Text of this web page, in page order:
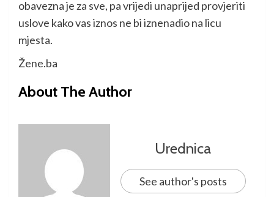
obavezna je za sve, pa vrijedi unaprijed provjeriti
uslove kako vas iznos ne bi iznenadio na licu
mjesta.
Žene.ba
About The Author
Urednica
See author's posts